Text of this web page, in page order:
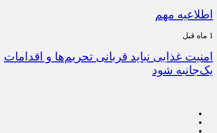
اطلاعیه مهم
1 ماه قبل
امنیت غذایی نباید قربانی تحریم‌ها و اقدامات
یک‌جانبه شود